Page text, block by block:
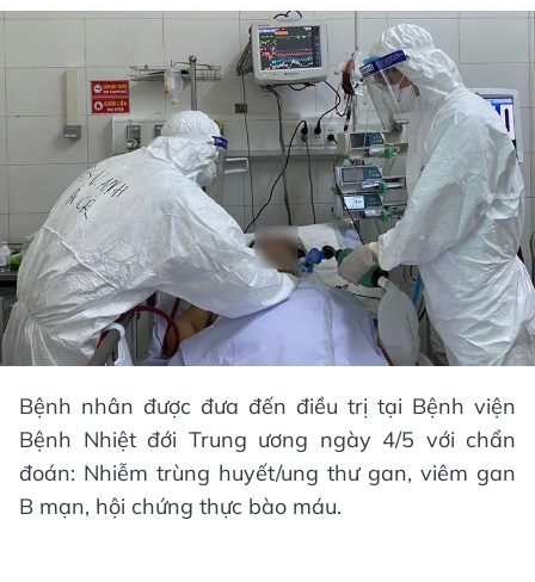
Bệnh nhân được đưa đến điều trị tại Bệnh viện
Bệnh Nhiệt đới Trung ương ngày 4/5 với chẩn
đoán: Nhiễm trùng huyết/ung thư gan, viêm gan
B mạn, hội chứng thực bào máu.